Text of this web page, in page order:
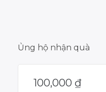
Ủng hộ nhận quà
100,000 ₫